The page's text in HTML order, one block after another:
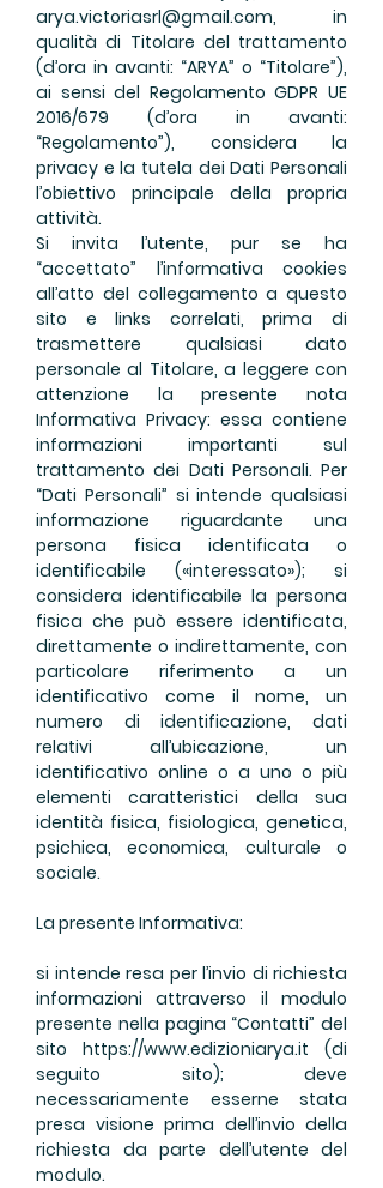
arya.victoriasrl@gmail.com, in
qualità di Titolare del trattamento
(d’ora in avanti: “ARYA” o “Titolare”),
ai sensi del Regolamento GDPR UE
2016/679 (d’ora in avanti:
“Regolamento”), considera la
privacy e la tutela dei Dati Personali
l’obiettivo principale della propria
attività.
Si invita l’utente, pur se ha
“accettato” l’informativa cookies
all’atto del collegamento a questo
sito e links correlati, prima di
trasmettere qualsiasi dato
personale al Titolare, a leggere con
attenzione la presente nota
Informativa Privacy: essa contiene
informazioni importanti sul
trattamento dei Dati Personali. Per
“Dati Personali” si intende qualsiasi
informazione riguardante una
persona fisica identificata o
identificabile («interessato»); si
considera identificabile la persona
fisica che può essere identificata,
direttamente o indirettamente, con
particolare riferimento a un
identificativo come il nome, un
numero di identificazione, dati
relativi all’ubicazione, un
identificativo online o a uno o più
elementi caratteristici della sua
identità fisica, fisiologica, genetica,
psichica, economica, culturale o
sociale.
La presente Informativa:
si intende resa per l’invio di richiesta
informazioni attraverso il modulo
presente nella pagina “Contatti” del
sito https://www.edizioniarya.it (di
seguito sito); deve
necessariamente esserne stata
presa visione prima dell’invio della
richiesta da parte dell’utente del
modulo.